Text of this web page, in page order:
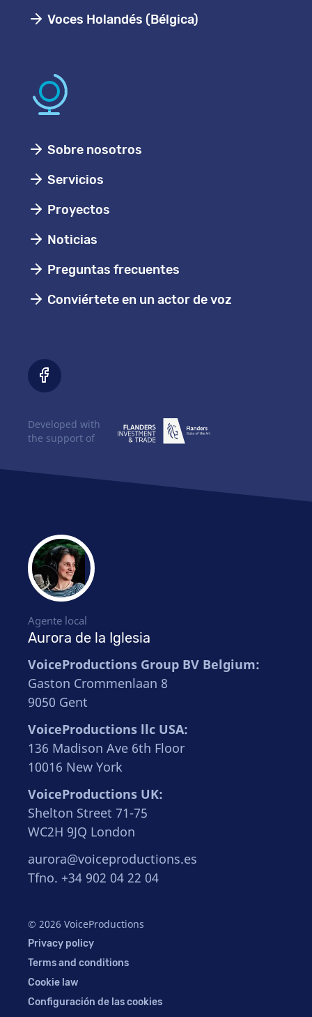
Voces Holandés (Bélgica)
Sobre nosotros
Servicios
Proyectos
Noticias
Preguntas frecuentes
Conviértete en un actor de voz
Agente local
Aurora de la Iglesia
VoiceProductions Group BV Belgium:
Gaston Crommenlaan 8
9050 Gent
VoiceProductions llc USA:
136 Madison Ave 6th Floor
10016 New York
VoiceProductions UK:
Shelton Street 71-75
WC2H 9JQ London
aurora@voiceproductions.es
Tfno. +34 902 04 22 04
© 2026 VoiceProductions
Privacy policy
Terms and conditions
Cookie law
Configuración de las cookies
Developed with
the support of